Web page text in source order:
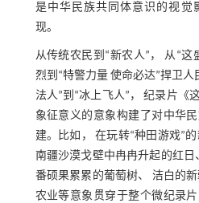
是中华民族共同体意识的视觉
现。
从传统农民到“新农人”， 从“
烈到“特警力量 使命必达”捍卫
法人”到“冰上飞人”， 纪录片《
象征意义的意象构建了对中华
建。比如， 在玩转“种田游戏”
南疆沙漠戈壁中冉冉升起的红
番硕果累累的葡萄树、 洁白的
农业等意象贯穿于整个微纪录